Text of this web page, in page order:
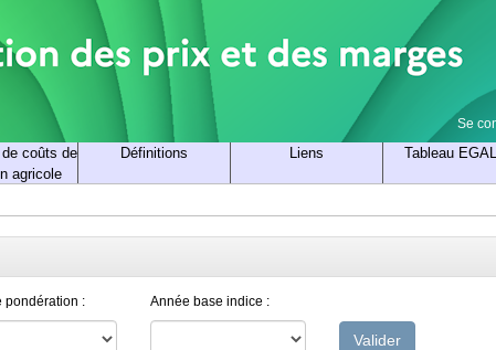
Se
de coûts de
agricole
Définitions Liens Tableau
pondération : Année base indice :
Valider